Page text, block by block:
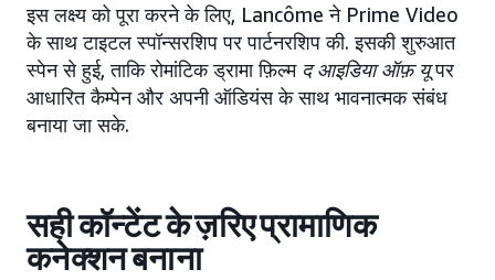
इस लक्ष्य को पूरा करने के लिए, Lancôme ने Prime Video
के साथ टाइटल स्पॉन्सरशिप पर पार्टनरशिप की. इसकी शुरुआत
स्पेन से हुई, ताकि रोमांटिक ड्रामा फ़िल्म द आइडिया ऑफ़ यूपर
आधारित कैम्पेन और अपनी ऑडियंस के साथ भावनात्मक संबंध
बनाया जा सके.
सही कॉन्टेंट के ज़रिए प्रामाणिक
कनेक्शन बनाना